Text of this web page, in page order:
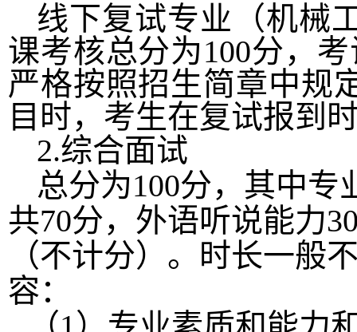
线下复试专业（机械
课考核总分为100分，
严格按照招生简章中规
目时，考生在复试报到
2.综合面试
总分为100分，其中专
共70分，外语听说能力
（不计分）。时长一般
容：